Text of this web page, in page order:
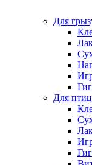
Для
Для птиц